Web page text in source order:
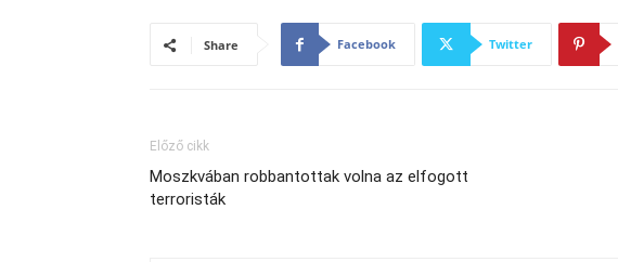
Share Facebook Twitter
Előző cikk
Moszkvában robbantottak volna az elfogott
terroristák